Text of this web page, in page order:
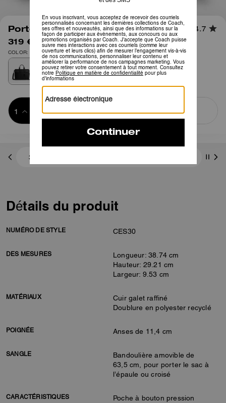
1/6
Porte-documents Sullivan Portfolio 4.7
319 € 595 €
COLOR: Argenté/Noir
panier
ACHETER MAINTENANT
3 paiements de 106,33 € à 0 % d'intérêt avec
Détails du produit
NUMÉRO DE STYLE CES30
DES MESURES
Longueur: 38.74 cm
Hauteur: 29.21 cm
Largeur: 9.53 cm
MATÉRIAUX
Cuir galet raffiné
Doublure en polyester recyclé
POIGNÉE Anses de 11,4 cm
SANGLE
Bandoulière amovible de
63,5 cm, pour porter le sac à
l’épaule ou croisé
CARACTÉRISTIQUES
Poche à bouton pression